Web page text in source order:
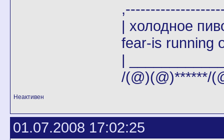
| холодное
fear-is running
|
/(@)(@)******/
Неактивен
01.07.2008 17:02:25